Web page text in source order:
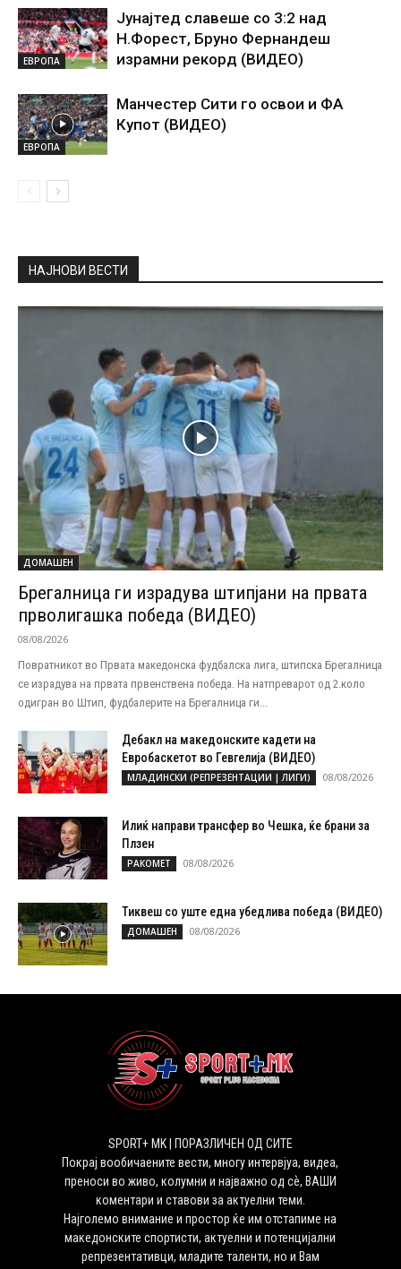
ЕВРОПА
Јунајтед славеше со 3:2 над
Н.Форест, Бруно Фернандеш
израмни рекорд (ВИДЕО)
ЕВРОПА
Манчестер Сити го освои и ФА
Купот (ВИДЕО)
НАЈНОВИ ВЕСТИ
ДОМАШЕН
Брегалница ги израдува штипјани на првата
прволигашка победа (ВИДЕО)
08/08/2026
Повратникот во Првата македонска фудбалска лига, штипска Брегалница
се израдува на првата првенствена победа. На натпреварот од 2.коло
одигран во Штип, фудбалерите на Брегалница ги...
Дебакл на македонските кадети на
Евробаскетот во Гевгелија (ВИДЕО)
МЛАДИНСКИ (РЕПРЕЗЕНТАЦИИ | ЛИГИ) 08/08/2026
Илиќ направи трансфер во Чешка, ќе брани за
Плзен
РАКОМЕТ 08/08/2026
Тиквеш со уште една убедлива победа (ВИДЕО)
ДОМАШЕН 08/08/2026
SPORT+ MK | ПОРАЗЛИЧЕН ОД СИТЕ
Покрај вообичаените вести, многу интервјуа, видеа,
преноси во живо, колумни и најважно од сѐ, ВАШИ
коментари и ставови за актуелни теми.
Најголемо внимание и простор ќе им отстапиме на
македонските спортисти, актуелни и потенцијални
репрезентативци, младите таленти, но и Вам